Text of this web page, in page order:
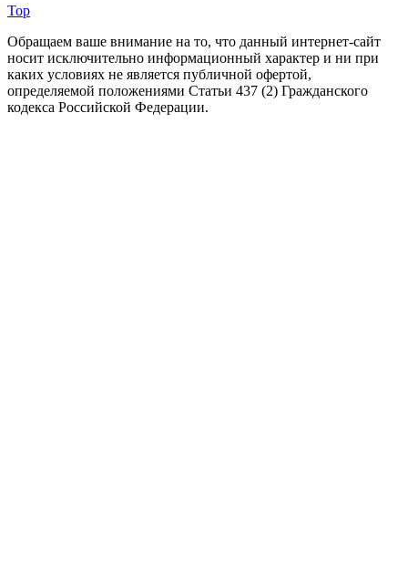
Top
Обращаем ваше внимание на то, что данный интернет-сайт
носит исключительно информационный характер и ни при
каких условиях не является публичной офертой,
определяемой положениями Статьи 437 (2) Гражданского
кодекса Российской Федерации.